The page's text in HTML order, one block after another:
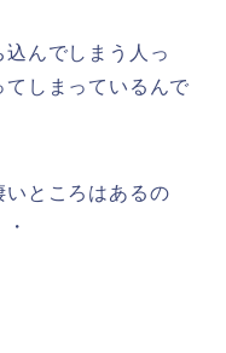
んでしまう人っ
しまっているんで
ところはあるの